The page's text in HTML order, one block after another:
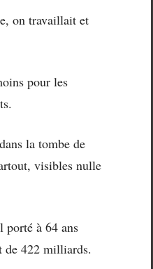
on travaillait et
pour les
la tombe de
visibles nulle
porté à 64 ans
de 422 milliards.